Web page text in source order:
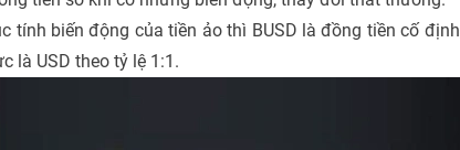
tính biến động của tiền ảo thì BUSD là đồng tiền cố
là USD theo tỷ lệ 1:1.